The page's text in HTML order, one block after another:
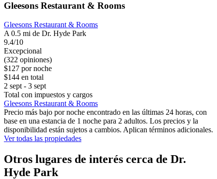
Gleesons Restaurant & Rooms
Gleesons Restaurant & Rooms
A 0.5 mi de Dr. Hyde Park
9.4/10
Excepcional
(322 opiniones)
$127 por noche
$144 en total
2 sept - 3 sept
Total con impuestos y cargos
Gleesons Restaurant & Rooms
Precio más bajo por noche encontrado en las últimas 24 horas, con
base en una estancia de 1 noche para 2 adultos. Los precios y la
disponibilidad están sujetos a cambios. Aplican términos adicionales.
Ver todas las propiedades
Otros lugares de interés cerca de Dr.
Hyde Park